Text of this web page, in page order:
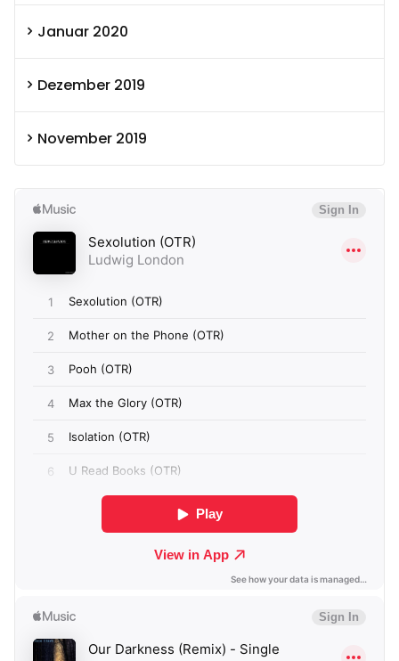
Januar 2020
Dezember 2019
November 2019